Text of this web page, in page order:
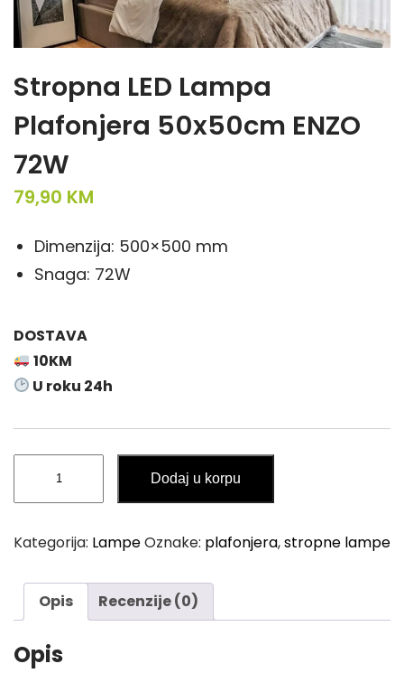
Stropna LED Lampa
Plafonjera 50x50cm ENZO
72W
79,90 KM
Dimenzija: 500×500 mm
Snaga: 72W
DOSTAVA
10KM
U roku 24h
Lampa
50x50cm
72W
količina
Dodaj u korpu
Kategorija: LampeOznake: plafonjera,stropne lampe
Opis Recenzije (0)
Opis